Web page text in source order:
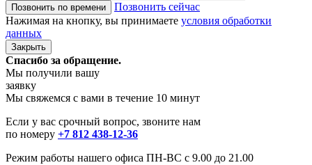
Позвонить сейчас
Нажимая на кнопку, вы принимаете условия обработки
данных
Закрыть
Спасибо за обращение.
Мы получили вашу
заявку
Мы свяжемся с вами в течение 10 минут
Если у вас срочный вопрос, звоните нам
по номеру +7 812 438-12-36
Режим работы нашего офиса ПН-ВС с 9.00 до 21.00